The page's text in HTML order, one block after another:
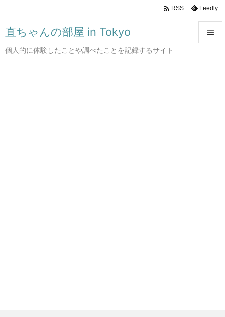
直ちゃんの部屋 in Tokyo
個人的に体験したことや調べたことを記録するサイト

 RSS Feedly